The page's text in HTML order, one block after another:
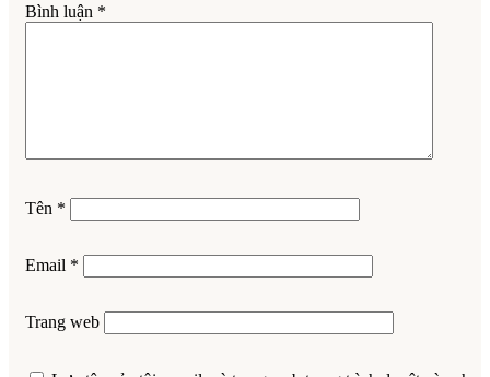
Bình luận *
Tên *
Email *
Trang web